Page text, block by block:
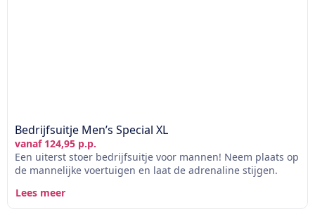
Bedrijfsuitje Men’s Special XL
vanaf 124,95 p.p.
Een uiterst stoer bedrijfsuitje voor mannen! Neem plaats op
de mannelijke voertuigen en laat de adrenaline stijgen.
Lees meer